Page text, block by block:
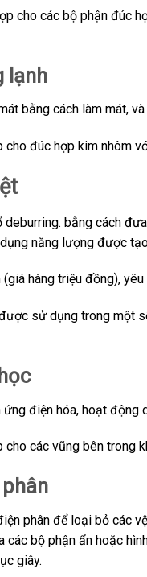
cho các bộ phận đúc
lạnh
bằng cách làm mát,
đúc hợp kim nhôm
deburring. bằng cách
năng lượng được
hàng triệu đồng),
sử dụng trong một
điện hóa, hoạt
các vũng bên trong
phân để loại bỏ các
các bộ phận ẩn hoặc
giây.